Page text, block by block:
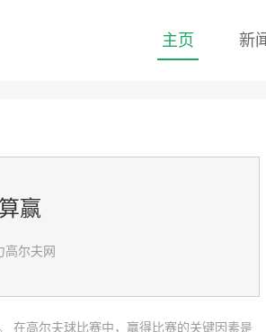
主页 新
赢
高尔夫网
在高尔夫球比赛中，赢得比赛的关键因素是